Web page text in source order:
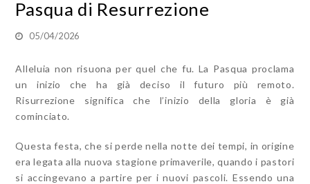
Pasqua di Resurrezione
05/04/2026
Alleluia non risuona per quel che fu. La Pasqua proclama
un inizio che ha già deciso il futuro più remoto.
Risurrezione significa che l’inizio della gloria è già
cominciato.
Questa festa, che si perde nella notte dei tempi, in origine
era legata alla nuova stagione primaverile, quando i pastori
si accingevano a partire per i nuovi pascoli. Essendo una